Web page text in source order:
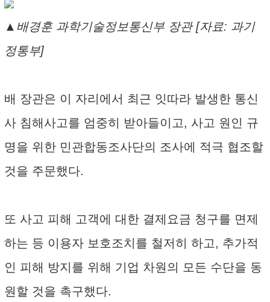
▲배경훈 과학기술정보통신부 장관 [자료: 과기
정통부]
배 장관은 이 자리에서 최근 잇따라 발생한 통신
사 침해사고를 엄중히 받아들이고, 사고 원인 규
명을 위한 민관합동조사단의 조사에 적극 협조할
것을 주문했다.
또 사고 피해 고객에 대한 결제요금 청구를 면제
하는 등 이용자 보호조치를 철저히 하고, 추가적
인 피해 방지를 위해 기업 차원의 모든 수단을 동
원할 것을 촉구했다.